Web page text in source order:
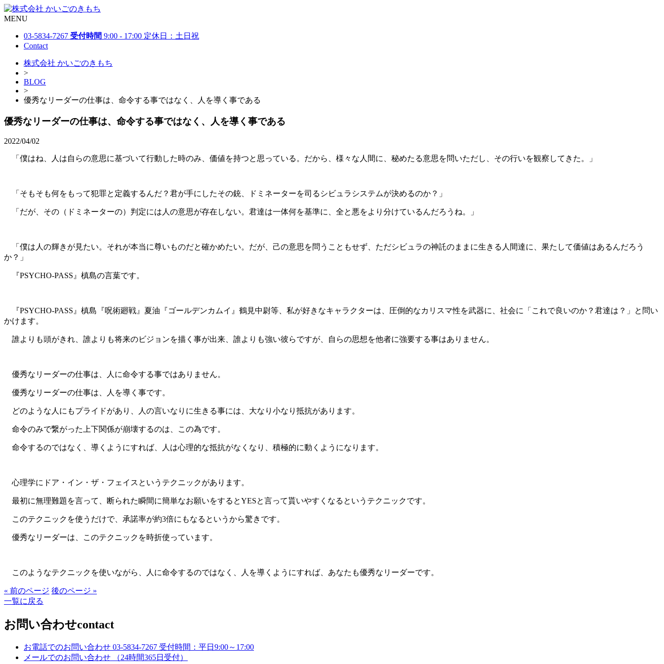
MENU
03-5834-7267 受付時間 9:00 - 17:00 定休日：土日祝
Contact
株式会社 かいごのきもち
>
BLOG
>
優秀なリーダーの仕事は、命令する事ではなく、人を導く事である
優秀なリーダーの仕事は、命令する事ではなく、人を導く事である
2022/04/02
「僕はね、人は自らの意思に基づいて行動した時のみ、価値を持つと思っている。だから、様々な人間に、秘めたる意思を問いただし、その行いを観察してきた。」
「そもそも何をもって犯罪と定義するんだ？君が手にしたその銃、ドミネーターを司るシビュラシステムが決めるのか？」
「だが、その（ドミネーターの）判定には人の意思が存在しない。君達は一体何を基準に、全と悪をより分けているんだろうね。」
「僕は人の輝きが見たい。それが本当に尊いものだと確かめたい。だが、己の意思を問うこともせず、ただシビュラの神託のままに生きる人間達に、果たして価値はあるんだろう
か？」
『PSYCHO-PASS』槙島の言葉です。
『PSYCHO-PASS』槙島『呪術廻戦』夏油『ゴールデンカムイ』鶴見中尉等、私が好きなキャラクターは、圧倒的なカリスマ性を武器に、社会に「これで良いのか？君達は？」と問い
かけます。
誰よりも頭がきれ、誰よりも将来のビジョンを描く事が出来、誰よりも強い彼らですが、自らの思想を他者に強要する事はありません。
優秀なリーダーの仕事は、人に命令する事ではありません。
優秀なリーダーの仕事は、人を導く事です。
どのような人にもプライドがあり、人の言いなりに生きる事には、大なり小なり抵抗があります。
命令のみで繋がった上下関係が崩壊するのは、この為です。
命令するのではなく、導くようにすれば、人は心理的な抵抗がなくなり、積極的に動くようになります。
心理学にドア・イン・ザ・フェイスというテクニックがあります。
最初に無理難題を言って、断られた瞬間に簡単なお願いをするとYESと言って貰いやすくなるというテクニックです。
このテクニックを使うだけで、承諾率が約3倍にもなるというから驚きです。
優秀なリーダーは、このテクニックを時折使っています。
このようなテクニックを使いながら、人に命令するのではなく、人を導くようにすれば、あなたも優秀なリーダーです。
« 前のページ 後のページ »
一覧に戻る
お問い合わせcontact
お電話でのお問い合わせ 03-5834-7267 受付時間：平日9:00～17:00
メールでのお問い合わせ
（24時間365日受付）